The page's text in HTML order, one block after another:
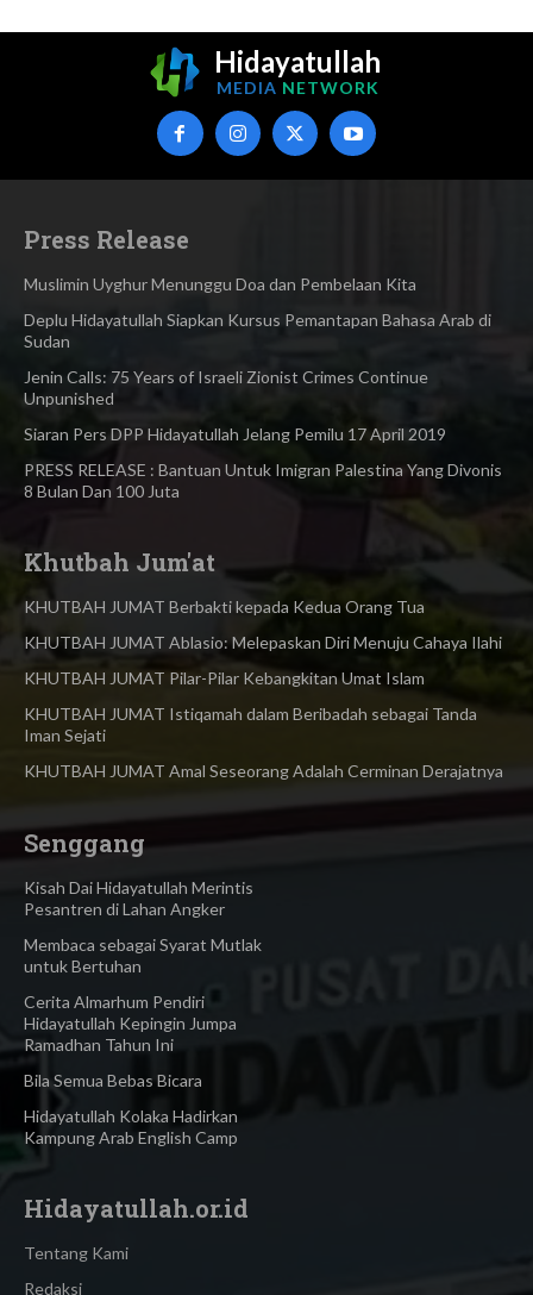
Hidayatullah
MEDIA NETWORK
Press Release
Muslimin Uyghur Menunggu Doa dan Pembelaan Kita
Deplu Hidayatullah Siapkan Kursus Pemantapan Bahasa Arab di
Sudan
Jenin Calls: 75 Years of Israeli Zionist Crimes Continue
Unpunished
Siaran Pers DPP Hidayatullah Jelang Pemilu 17 April 2019
PRESS RELEASE : Bantuan Untuk Imigran Palestina Yang Divonis
8 Bulan Dan 100 Juta
Khutbah Jum'at
KHUTBAH JUMAT Berbakti kepada Kedua Orang Tua
KHUTBAH JUMAT Ablasio: Melepaskan Diri Menuju Cahaya Ilahi
KHUTBAH JUMAT Pilar-Pilar Kebangkitan Umat Islam
KHUTBAH JUMAT Istiqamah dalam Beribadah sebagai Tanda
Iman Sejati
KHUTBAH JUMAT Amal Seseorang Adalah Cerminan Derajatnya
Senggang
Kisah Dai Hidayatullah Merintis
Pesantren di Lahan Angker
Membaca sebagai Syarat Mutlak
untuk Bertuhan
Cerita Almarhum Pendiri
Hidayatullah Kepingin Jumpa
Ramadhan Tahun Ini
Bila Semua Bebas Bicara
Hidayatullah Kolaka Hadirkan
Kampung Arab English Camp
Hidayatullah.or.id
Tentang Kami
Redaksi